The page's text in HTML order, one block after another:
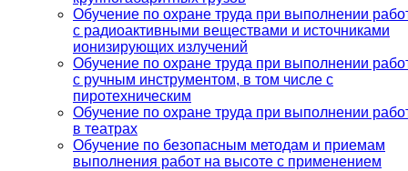
Обучение по охране труда при выполнении
с радиоактивными веществами и источниками
ионизирующих излучений
Обучение по охране труда при выполнении
с ручным инструментом, в том числе с
пиротехническим
Обучение по охране труда при выполнении
в театрах
Обучение по безопасным методам и приемам
выполнения работ на высоте с применением